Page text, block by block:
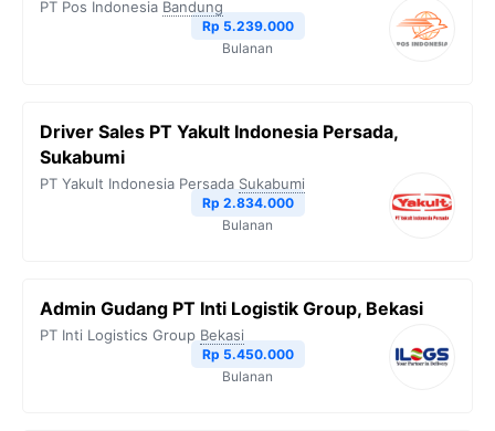
PT Pos Indonesia Bandung
Rp 5.239.000
Bulanan
Driver Sales PT Yakult Indonesia Persada,
Sukabumi
PT Yakult Indonesia Persada Sukabumi
Rp 2.834.000
Bulanan
Admin Gudang PT Inti Logistik Group, Bekasi
PT Inti Logistics Group Bekasi
Rp 5.450.000
Bulanan